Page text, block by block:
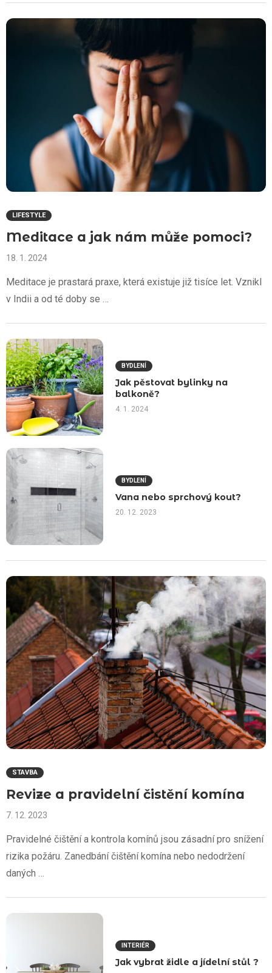
LIFESTYLE
Meditace a jak nám může pomoci?
18. 1. 2024
Meditace je prastará praxe, která existuje již tisíce let. Vznikl
v Indii a od té doby se …
BYDLENÍ
Jak pěstovat bylinky na
balkoně?
4. 1. 2024
BYDLENÍ
Vana nebo sprchový kout?
20. 12. 2023
STAVBA
Revize a pravidelní čistění komína
7. 12. 2023
Pravidelné čištění a kontrola komínů jsou zásadní pro snížení
rizika požáru. Zanedbání čištění komína nebo nedodržení
daných …
INTERIÉR
Jak vybrat židle a jídelní stůl ?